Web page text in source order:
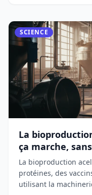
SCIENCE
La
ça marche,
La bioproduction
protéines, des
utilisant la